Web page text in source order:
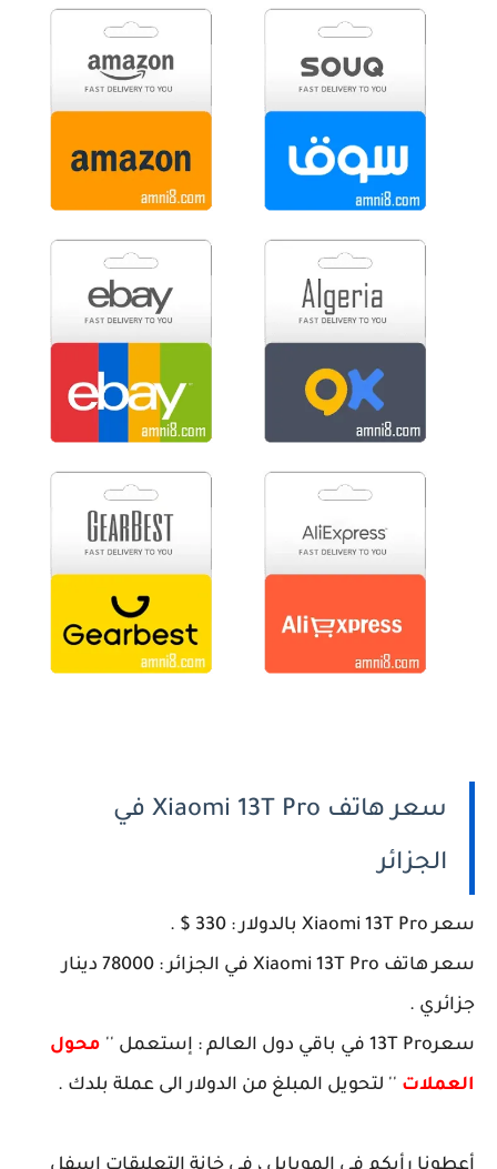
سعر هاتف Xiaomi 13T Pro في
الجزائر
سعر Xiaomi 13T Pro بالدولار : 330 $ .
سعر هاتف Xiaomi 13T Pro في الجزائر : 78000 دينار
جزائري .
سعر13T Pro في باقي دول العالم : إستعمل ''
محول
العملات '' لتحويل المبلغ من الدولار الى عملة بلدك .